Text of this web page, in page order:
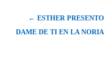
← ESTHER PRESENTO
DAME DE TI EN LA NORIA